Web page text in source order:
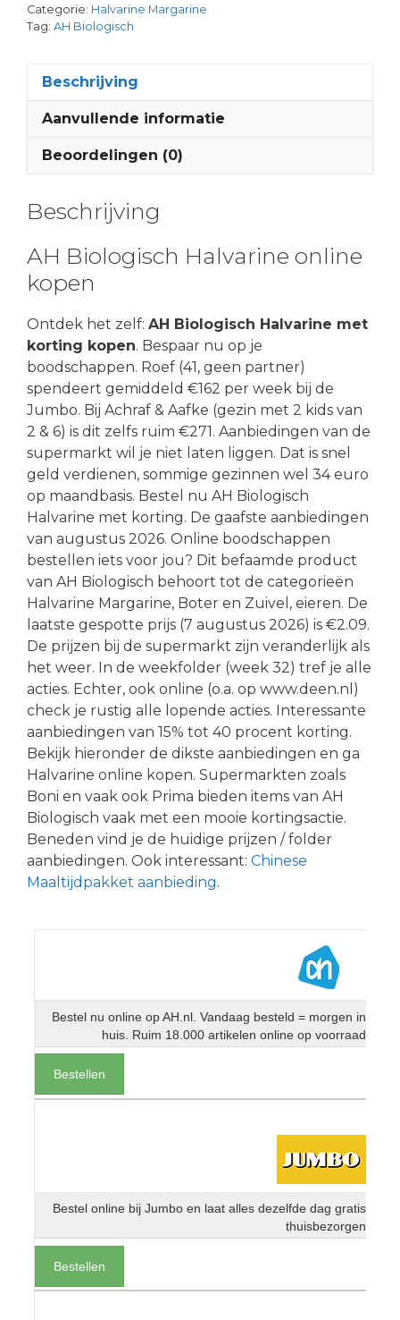
Categorie: Halvarine Margarine
Tag: AH Biologisch
Beschrijving
Aanvullende informatie
Beoordelingen (0)
Beschrijving
AH Biologisch Halvarine online
kopen
Ontdek het zelf: AH Biologisch Halvarine met
korting kopen. Bespaar nu op je
boodschappen. Roef (41, geen partner)
spendeert gemiddeld €162 per week bij de
Jumbo. Bij Achraf & Aafke (gezin met 2 kids van
2 & 6) is dit zelfs ruim €271. Aanbiedingen van de
supermarkt wil je niet laten liggen. Dat is snel
geld verdienen, sommige gezinnen wel 34 euro
op maandbasis. Bestel nu AH Biologisch
Halvarine met korting. De gaafste aanbiedingen
van augustus 2026. Online boodschappen
bestellen iets voor jou? Dit befaamde product
van AH Biologisch behoort tot de categorieën
Halvarine Margarine, Boter en Zuivel, eieren. De
laatste gespotte prijs (7 augustus 2026) is €2.09.
De prijzen bij de supermarkt zijn veranderlijk als
het weer. In de weekfolder (week 32) tref je alle
acties. Echter, ook online (o.a. op www.deen.nl)
check je rustig alle lopende acties. Interessante
aanbiedingen van 15% tot 40 procent korting.
Bekijk hieronder de dikste aanbiedingen en ga
Halvarine online kopen. Supermarkten zoals
Boni en vaak ook Prima bieden items van AH
Biologisch vaak met een mooie kortingsactie.
Beneden vind je de huidige prijzen / folder
aanbiedingen. Ook interessant: Chinese
Maaltijdpakket aanbieding.
Bestel nu online op AH.nl. Vandaag besteld = morgen in
huis. Ruim 18.000 artikelen online op voorraad
Bestellen
Bestel online bij Jumbo en laat alles dezelfde dag gratis
thuisbezorgen
Bestellen